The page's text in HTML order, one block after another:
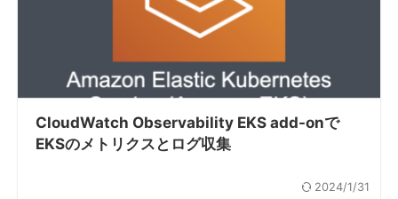
CloudWatch Observability EKS add-onで
EKSのメトリクスとログ収集
2024/1/31